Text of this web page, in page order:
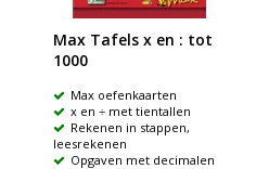
Max Tafels x en : tot
1000
Max oefenkaarten
x en ÷ met tientallen
Rekenen in stappen,
leesrekenen
Opgaven met decimalen